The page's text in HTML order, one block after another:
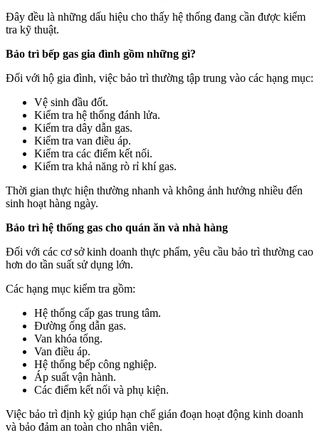
Đây đều là những dấu hiệu cho thấy hệ thống đang cần được kiểm
tra kỹ thuật.
Bảo trì bếp gas gia đình gồm những gì?
Đối với hộ gia đình, việc bảo trì thường tập trung vào các hạng mục:
Vệ sinh đầu đốt.
Kiểm tra hệ thống đánh lửa.
Kiểm tra dây dẫn gas.
Kiểm tra van điều áp.
Kiểm tra các điểm kết nối.
Kiểm tra khả năng rò rỉ khí gas.
Thời gian thực hiện thường nhanh và không ảnh hưởng nhiều đến
sinh hoạt hàng ngày.
Bảo trì hệ thống gas cho quán ăn và nhà hàng
Đối với các cơ sở kinh doanh thực phẩm, yêu cầu bảo trì thường cao
hơn do tần suất sử dụng lớn.
Các hạng mục kiểm tra gồm:
Hệ thống cấp gas trung tâm.
Đường ống dẫn gas.
Van khóa tổng.
Van điều áp.
Hệ thống bếp công nghiệp.
Áp suất vận hành.
Các điểm kết nối và phụ kiện.
Việc bảo trì định kỳ giúp hạn chế gián đoạn hoạt động kinh doanh
và bảo đảm an toàn cho nhân viên.